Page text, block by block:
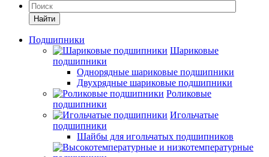
Найти
Подшипники
Шариковые
подшипники
Однорядные шариковые подшипники
Двухрядные шариковые подшипники
Роликовые
подшипники
Игольчатые
подшипники
Шайбы для игольчатых подшипников